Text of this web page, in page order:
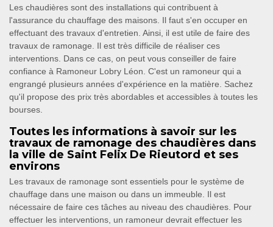
Les chaudières sont des installations qui contribuent à
l'assurance du chauffage des maisons. Il faut s'en occuper en
effectuant des travaux d'entretien. Ainsi, il est utile de faire des
travaux de ramonage. Il est très difficile de réaliser ces
interventions. Dans ce cas, on peut vous conseiller de faire
confiance à Ramoneur Lobry Léon. C'est un ramoneur qui a
engrangé plusieurs années d'expérience en la matière. Sachez
qu'il propose des prix très abordables et accessibles à toutes les
bourses.
Toutes les informations à savoir sur les
travaux de ramonage des chaudières dans
la ville de Saint Felix De Rieutord et ses
environs
Les travaux de ramonage sont essentiels pour le système de
chauffage dans une maison ou dans un immeuble. Il est
nécessaire de faire ces tâches au niveau des chaudières. Pour
effectuer les interventions, un ramoneur devrait effectuer les